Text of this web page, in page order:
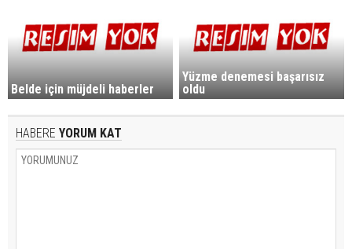
Belde için müjdeli haberler
Yüzme denemesi başarısız
oldu
HABERE YORUM KAT